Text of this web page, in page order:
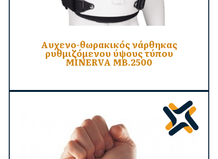
Αυχενο-θωρακικός νάρθηκας
ρυθμιζόμενου ύψους τύπου
MINERVA MB.2500